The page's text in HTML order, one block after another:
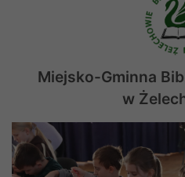
Miejsko-Gminna
w